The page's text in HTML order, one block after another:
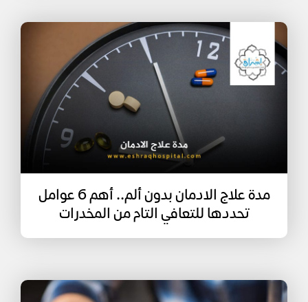
مدة علاج الادمان بدون ألم.. أهم 6 عوامل
تحددها للتعافي التام من المخدرات